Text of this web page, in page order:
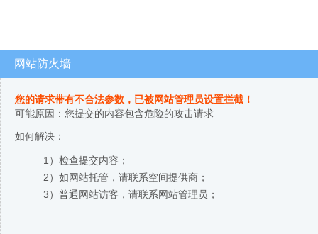
网站防火墙
您的请求带有不合法参数，已被网站管理员设置拦截！
可能原因：您提交的内容包含危险的攻击请求
如何解决：
1）检查提交内容；
2）如网站托管，请联系空间提供商；
3）普通网站访客，请联系网站管理员；